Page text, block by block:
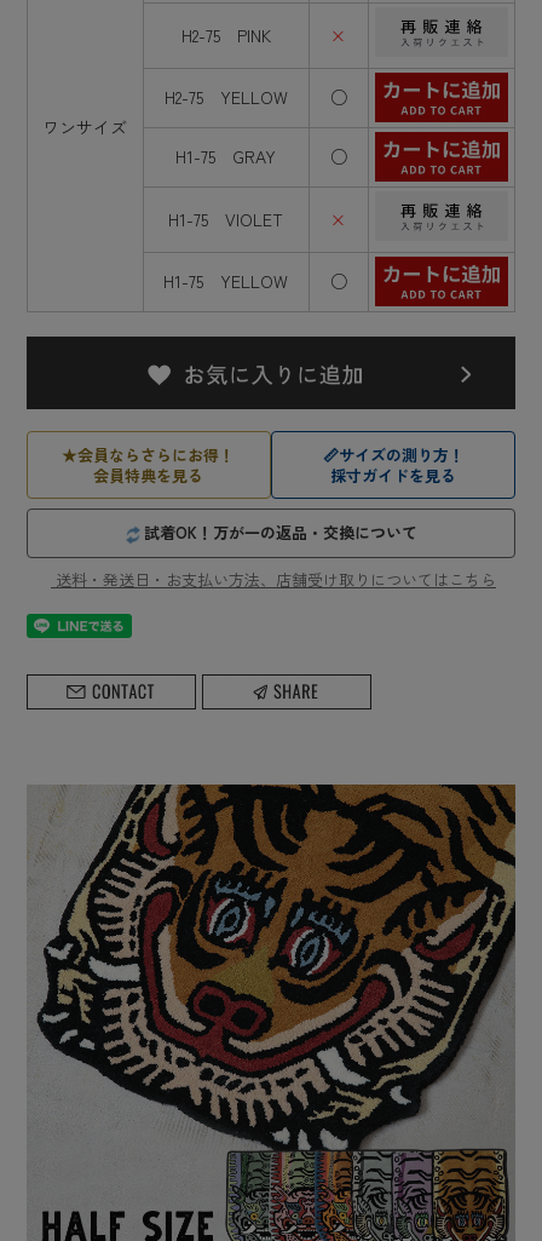
ワンサイズ
H2-75 PINK ×
H2-75 YELLOW ○
H1-75 GRAY ○
H1-75 VIOLET ×
H1-75 YELLOW ○
★会員ならさらにお得！
会員特典を見る
📏サイズの測り方！
採寸ガイドを見る
試着OK！万が一の返品・交換について
送料・発送日・お支払い方法、店舗受け取りについてはこちら